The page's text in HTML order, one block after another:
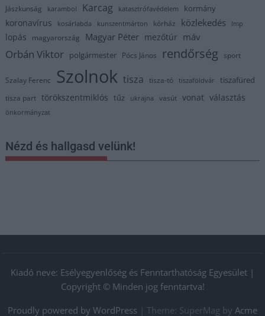
Jászkunság karambol Karcag katasztrófavédelem kormány
koronavírus kosárlabda kunszentmárton kórház közlekedés lmp
lopás magyarország Magyar Péter mezőtúr máv
Orbán Viktor polgármester Pócs János rendőrség sport
Szalay Ferenc Szolnok tisza tisza-tó tiszaföldvár tiszafüred
tisza part törökszentmiklós tűz ukrajna vasút vonat választás
önkormányzat
Nézd és hallgasd velünk!
Kiadó neve: Esélyegyenlőség és Fenntarthatóság Egyesület |
Copyright © Minden jog fenntartva!
Proudly powered by WordPress
Theme: SuperMag by Acme